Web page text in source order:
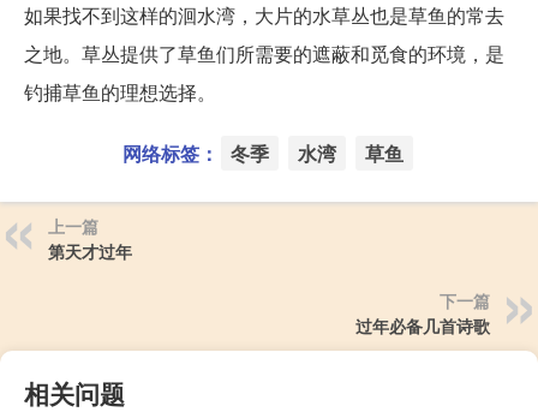
如果找不到这样的洄水湾，大片的水草丛也是草鱼的常去
之地。草丛提供了草鱼们所需要的遮蔽和觅食的环境，是
钓捕草鱼的理想选择。
网络标签： 冬季 水湾 草鱼
上一篇
第天才过年
下一篇
过年必备几首诗歌
相关问题